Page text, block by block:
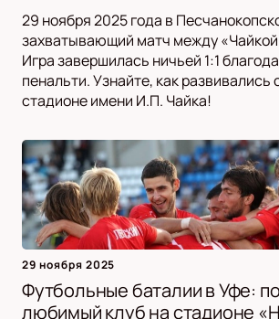
29 ноября 2025 года в
захватывающий матч между
Игра завершилась ничьей 1:1
пенальти. Узнайте, как развивались
стадионе имени И.П. Чайка!
29 ноября 2025
Футбольные баталии в Уфе:
любимый клуб на стадионе